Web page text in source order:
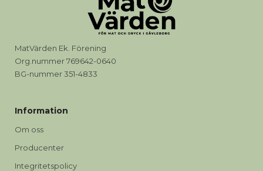
MatVärden Ek. Förening
Org.nummer 769642-0640
BG-nummer 351-4833
Information
Om oss
Producenter
Integritetspolicy